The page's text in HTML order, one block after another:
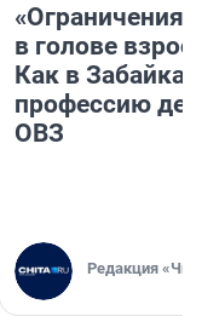
«Ограничения
в голове
Как в
профессию
ОВЗ
Редакция